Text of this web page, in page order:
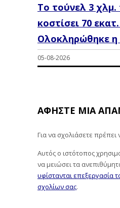
Το τούνελ 3
κοστίσει 70
Ολοκληρώθηκε η
05-08-2026
ΑΦΉΣΤΕ ΜΙΑ
Για να σχολιάσετε πρέπει
Αυτός ο ιστότοπος
να μειώσει τα
υφίστανται επεξεργασία
σχολίων σας.